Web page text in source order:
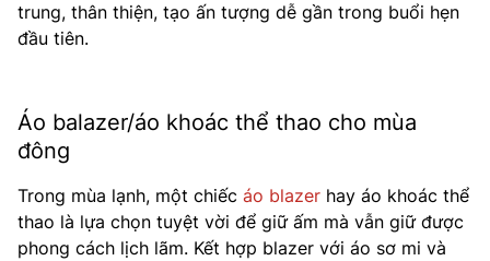
trung, thân thiện, tạo ấn tượng dễ gần trong buổi hẹn
đầu tiên.
Áo balazer/áo khoác thể thao cho mùa
đông
Trong mùa lạnh, một chiếc áo blazer hay áo khoác thể
thao là lựa chọn tuyệt vời để giữ ấm mà vẫn giữ được
phong cách lịch lãm. Kết hợp blazer với áo sơ mi và